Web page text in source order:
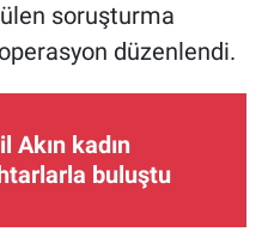
soruşturma
düzenlendi.
Akın kadın
buluştu